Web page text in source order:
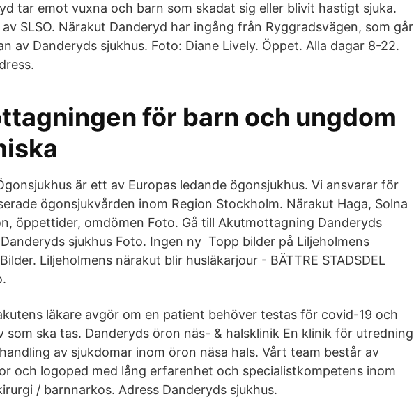
tar emot vuxna och barn som skadat sig eller blivit hastigt sjuka.
SLSO. Närakut Danderyd har ingång från Ryggradsvägen, som går
av Danderyds sjukhus. Foto: Diane Lively. Öppet. Alla dagar 8-22.
för barn och ungdom
är ett av Europas ledande ögonsjukhus. Vi ansvarar för
ögonsjukvården inom Region Stockholm. Närakut Haga, Solna
öppettider, omdömen Foto. Gå till Akutmottagning Danderyds
sjukhus Foto. Ingen ny Topp bilder på Liljeholmens
Liljeholmens närakut blir husläkarjour - BÄTTRE STADSDEL
läkare avgör om en patient behöver testas för covid-19 och
som ska tas. Danderyds öron näs- & halsklinik En klinik för utredning
av sjukdomar inom öron näsa hals. Vårt team består av
och logoped med lång erfarenhet och specialistkompetens inom
/ barnnarkos. Adress Danderyds sjukhus.